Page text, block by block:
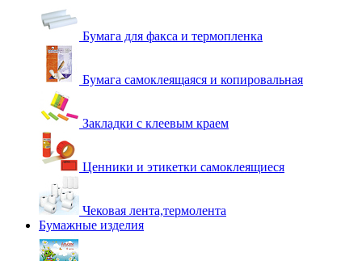
Бумага для факса и термопленка
Бумага самоклеящаяся и копировальная
Закладки с клеевым краем
Ценники и этикетки самоклеящиеся
Чековая лента,термолента
Бумажные изделия